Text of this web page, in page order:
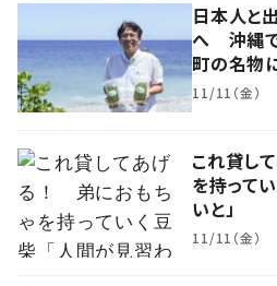
日本人と
へ 沖縄で
町の名物
11/11（金）
これ貸し
を持って
いと」
11/11（金）